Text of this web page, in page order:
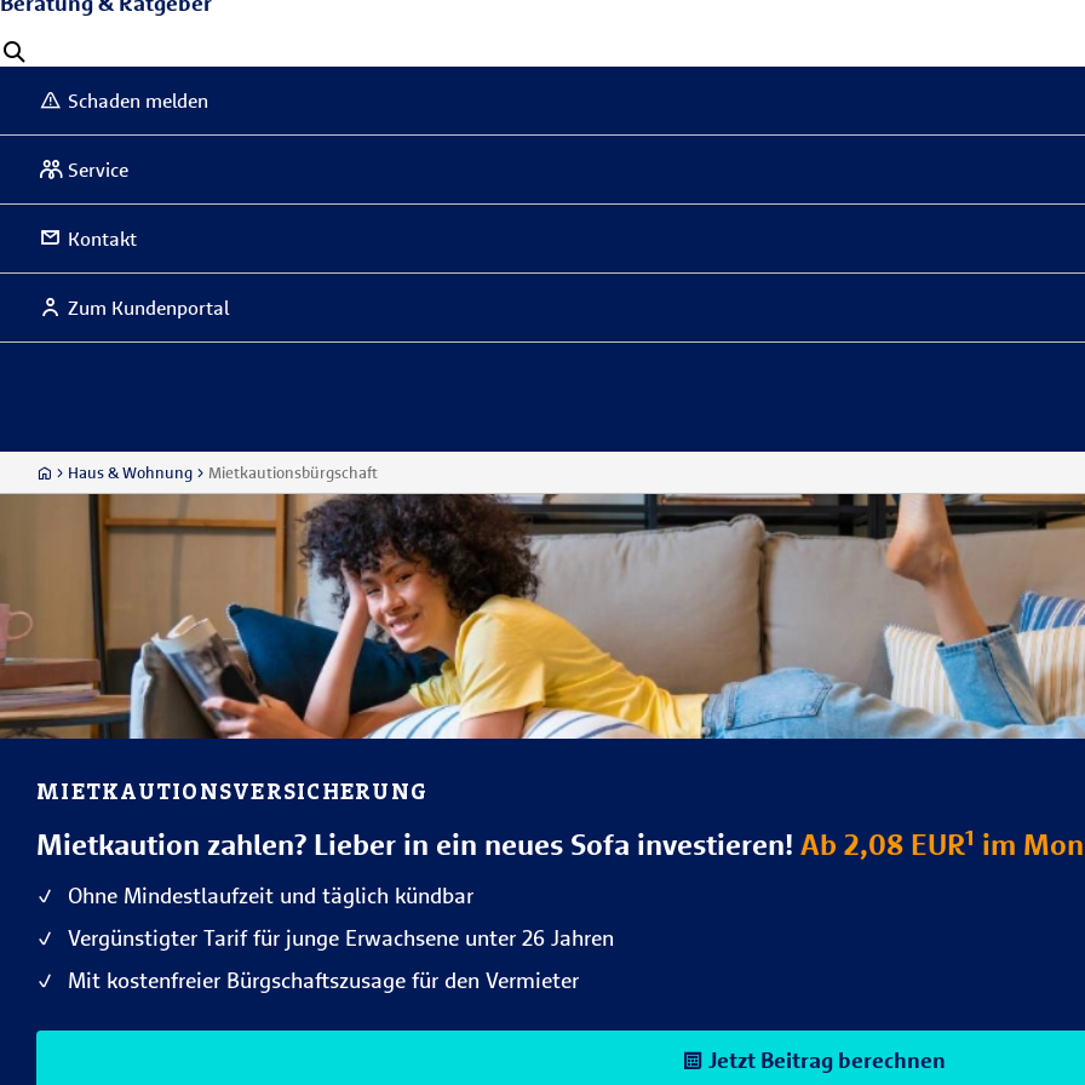
Schaden melden
Service
Kontakt
Zum Kundenportal
Haus & Wohnung Mietkautionsbürgschaft
MIETKAUTIONSVERSICHERUNG
Mietkaution zahlen? Lieber in ein neues Sofa investieren! Ab 2,08 EUR¹ im
Ohne Mindestlaufzeit und täglich kündbar
Vergünstigter Tarif für junge Erwachsene unter 26 Jahren
Mit kostenfreier Bürgschaftszusage für den Vermieter
Jetzt Beitrag berechnen